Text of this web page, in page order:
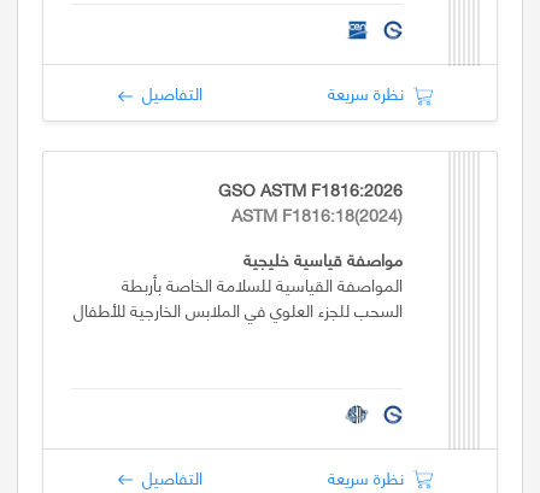
نظرة سريعة التفاصيل
GSO ASTM F1816:2026
ASTM F1816:18(2024)
مواصفة قياسية خليجية
المواصفة القياسية للسلامة الخاصة بأربطة
السحب للجزء العلوي في الملابس الخارجية للأطفال
نظرة سريعة التفاصيل